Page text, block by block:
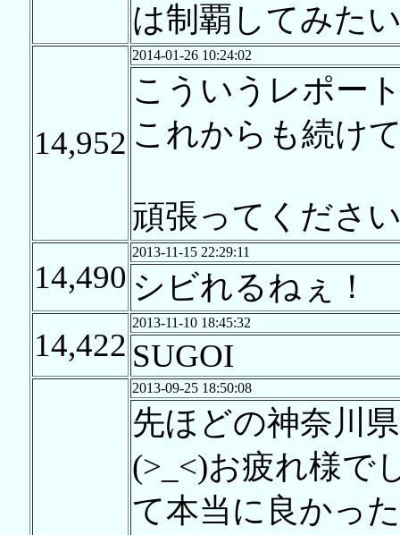
は制覇してみた
14,952
2014-01-26 10:24:02
こういうレポー
これからも続け
頑張ってくださ
14,490
2013-11-15 22:29:11
シビれるねぇ！
14,422
2013-11-10 18:45:32
SUGOI
2013-09-25 18:50:08
先ほどの神奈川
(>_<)お疲れ様で
て本当に良かっ